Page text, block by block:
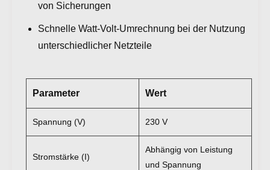
von Sicherungen
Schnelle Watt-Volt-Umrechnung bei der Nutzung
unterschiedlicher Netzteile
Parameter Wert
Spannung (V) 230 V
Stromstärke (I)
Abhängig von Leistung
und Spannung